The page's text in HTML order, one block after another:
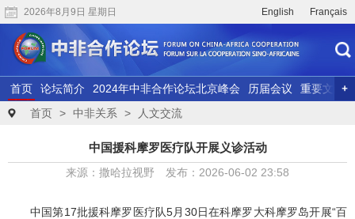
2026年8月9日 星期日 English Français
首页 论坛简介 2024年中非合作论坛北京峰会 历届会议
重要文献
联合研究
精彩视频
首页 > 中非关系 > 人文交流
中国援科摩罗医疗队开展义诊活动
来源：撒哈拉视野 发布：2026-06-02 23:58
中国第17批援科摩罗医疗队5月30日在科摩罗大科摩罗岛开展“百